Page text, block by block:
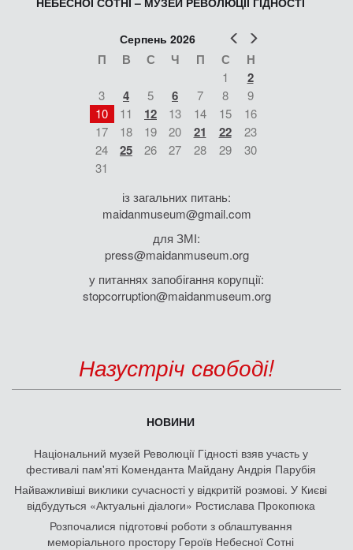
Попер
Серпень 2026
П В С Ч П С Н
1 2
3 4 5 6 7 8
9
10
11 12 13 14 15
16
17
18 19 20 21 22
23
24
25 26 27 28 29
30
31
із загальних питань:
maidanmuseum@gmail.com
для ЗМІ:
press@maidanmuseum.org
у питаннях запобігання корупції:
stopcorruption@maidanmuseum.org
Назустріч свободі!
НОВИНИ
Національний музей Революції Гідності взяв участь у
фестивалі пам'яті Коменданта Майдану Андрія Парубія
Найважливіші виклики сучасності у відкритій розмові. У Києві
відбудуться «Актуальні діалоги» Ростислава Прокопюка
Розпочалися підготовчі роботи з облаштування
меморіального простору Героїв Небесної Сотні